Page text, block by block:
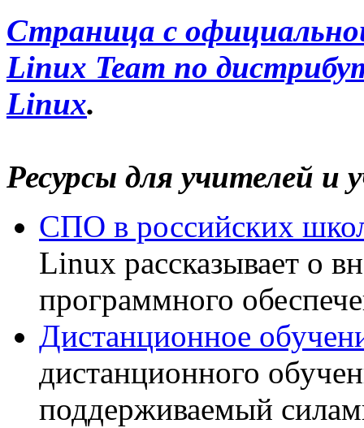
Страница с
Linux Team по
Linux.
Ресурсы для учителей и
СПО в российских
Linux рассказывает о
программного
Дистанционное
дистанционного
поддерживаемый